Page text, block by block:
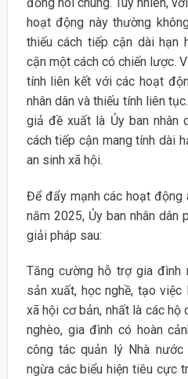
hoạt động này thường
thiếu cách tiếp cận dài hạn
cận một cách có chiến lược.
tính liên kết với các hoạt
nhân dân và thiếu tính liên
giả đề xuất là Ủy ban nhân
cách tiếp cận mang tính dài
an sinh xã hội.
Để đẩy mạnh các hoạt động
năm 2025, Ủy ban nhân dân
giải pháp sau:
Tăng cường hỗ trợ gia đình
sản xuất, học nghề, tạo
xã hội cơ bản, nhất là các hộ
nghèo, gia đình có hoàn
công tác quản lý Nhà
ngừa các biểu hiện tiêu cực